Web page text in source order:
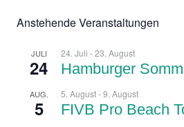
Anstehende Veranstaltungen
JULI
24
24. Juli -23. August
Hamburger
AUG.
5
5. August-9. August
FIVB Pro Beach